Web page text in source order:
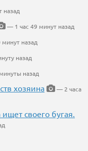
назад
— 1 час 49 минут назад
назад
назад
назад
хозяина
— 2 часа
своего бугая.